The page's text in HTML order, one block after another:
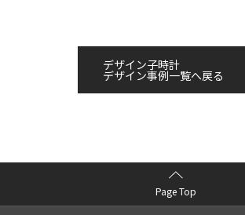
デザイン子時計
デザイン事例一覧へ戻る
Page Top